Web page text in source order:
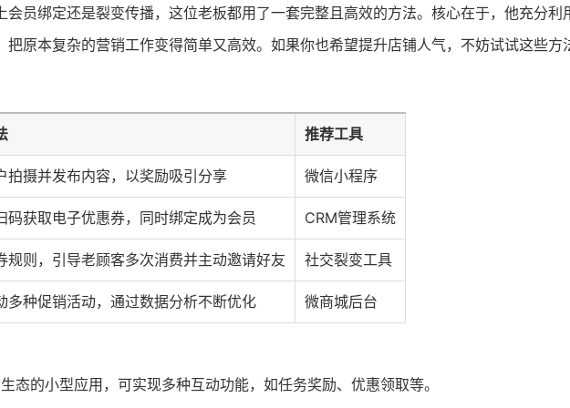
会员绑定还是裂变传播，这位老板都用了一套完整且高效的方法。核心在于，他充分利
把原本复杂的营销工作变得简单又高效。如果你也希望提升店铺人气，不妨试试这些方
推荐工具
拍摄并发布内容，以奖励吸引分享 微信小程序
码获取电子优惠券，同时绑定成为会员 CRM管理系统
规则，引导老顾客多次消费并主动邀请好友 社交裂变工具
多种促销活动，通过数据分析不断优化 微商城后台
态的小型应用，可实现多种互动功能，如任务奖励、优惠领取等。